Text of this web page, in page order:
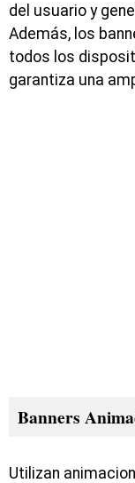
del usuario y
Además, los
todos los
garantiza una
Banners
Utilizan